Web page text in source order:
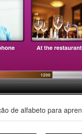
de alfabeto para